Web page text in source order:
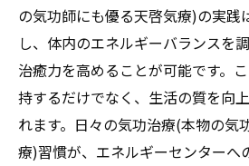
の気功師にも優る天啓気療)の実践
し、体内のエネルギーバランスを
治癒力を高めることが可能です。
持するだけでなく、生活の質を向
れます。日々の気功治療(本物の気
療)習慣が、エネルギーセンターへ